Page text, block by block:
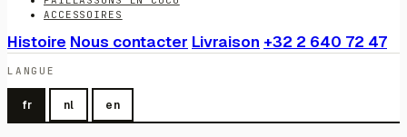
ACCESSOIRES
Histoire Nous contacter Livraison +32 2 640 72 47
LANGUE
fr nl en